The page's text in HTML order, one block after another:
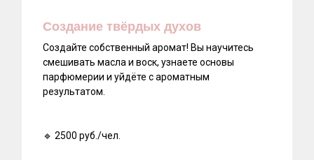
Создание твёрдых духов
Создайте собственный аромат! Вы научитесь
смешивать масла и воск, узнаете основы
парфюмерии и уйдёте с ароматным
результатом.
🔹 2500 руб./чел.